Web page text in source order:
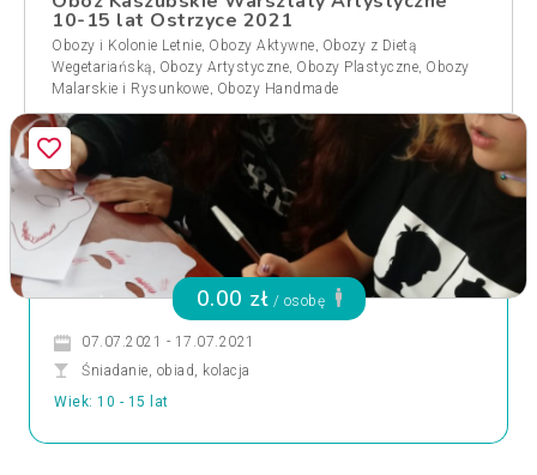
10-15 lat Ostrzyce 2021
Obozy i Kolonie Letnie, Obozy Aktywne, Obozy z Dietą
Wegetariańską, Obozy Artystyczne, Obozy Plastyczne, Obozy
Malarskie i Rysunkowe, Obozy Handmade
0.00 zł / osobę
07.07.2021 - 17.07.2021
Śniadanie, obiad, kolacja
Wiek: 10 - 15 lat